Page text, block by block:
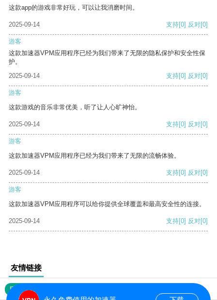
这款app的游戏非常好玩，可以让我消磨时间。
2025-09-14 支持[0] 反对[0]
游客
这款加速器VPM应用程序已经为我们带来了无限的隐私保护和安全性保
护。
2025-09-14
支持[0] 反对[0]
游客
这款游戏的音乐非常优美，听了让人心旷神怡。
2025-09-14 支持[0] 反对[0]
游客
这款加速器VPM应用程序已经为我们带来了无限的流畅体验。
2025-09-14 支持[0] 反对[0]
游客
这款加速器VPM应用程序可以给你提供全球覆盖和最高安全性的连接。
2025-09-14 支持[0] 反对[0]
友情链接
网站地图